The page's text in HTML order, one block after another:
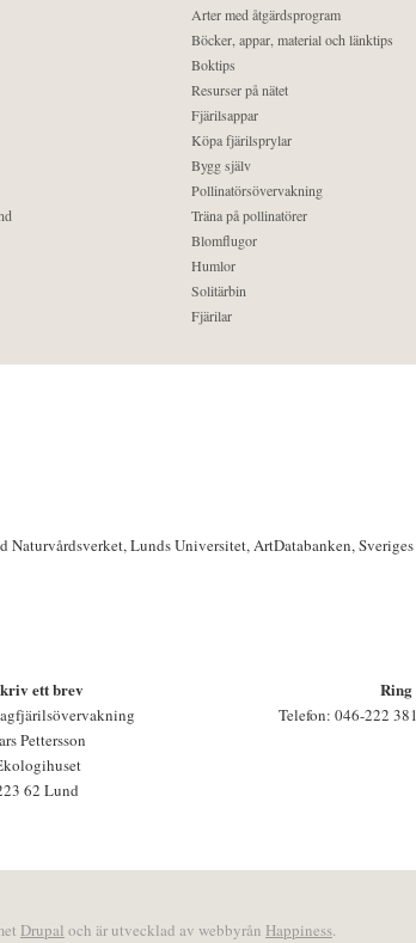
Arter med åtgärdsprogram
Böcker, appar, material och länktips
Boktips
Resurser på nätet
Fjärilsappar
Köpa fjärilsprylar
Bygg själv
Pollinatörsövervakning
Träna på pollinatörer
Blomflugor
Humlor
Solitärbin
Fjärilar
Naturvårdsverket, Lunds Universitet, ArtDatabanken,
ett brev
Pettersson
62 Lund
Ring
Telefon: 046-222
Drupal och är utvecklad av webbyrån Happiness.